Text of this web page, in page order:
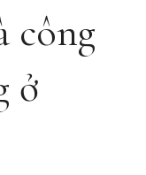
công
ở